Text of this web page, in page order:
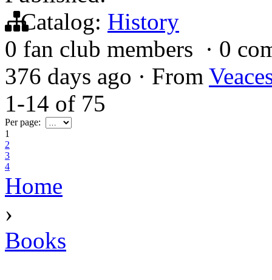
Catalog: History
0 fan club members · 0
376 days ago · From
1-14 of 75
Per page:
1
2
3
4
Home
›
Books